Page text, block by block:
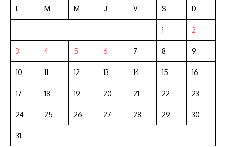
L M M J V S D
1 2
3 4 5 6 7 8 9
10 11 12 13 14 15 16
17 18 19 20 21 22 23
24 25 26 27 28 29 30
31